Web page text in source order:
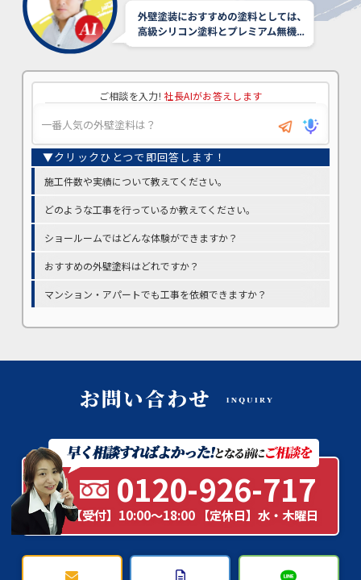
ご相談を入力! 社長AIがお答えします
施工件数や実績について教えてください。
どのような工事を行っているか教えてください。
ショールームではどんな体験ができますか？
おすすめの外壁塗料はどれですか？
マンション・アパートでも工事を依頼できますか？
0120-926-717
【受付】10:00～18:00 【定休日】水・木曜日